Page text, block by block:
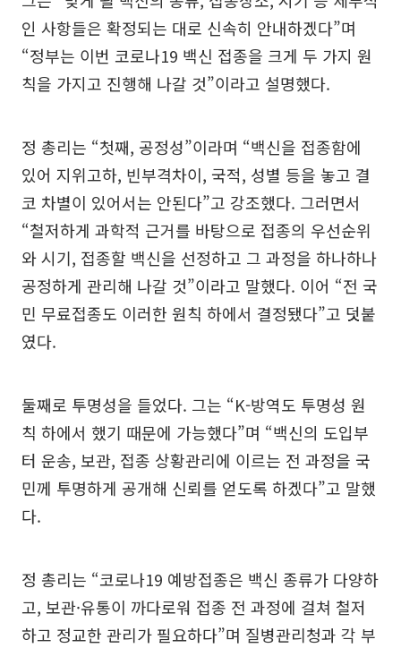
인 사항들은 확정되는 대로 신속히 안내하겠다”며
“정부는 이번 코로나19 백신 접종을 크게 두 가지 원
칙을 가지고 진행해 나갈 것”이라고 설명했다.
정 총리는 “첫째, 공정성”이라며 “백신을 접종함에
있어 지위고하, 빈부격차이, 국적, 성별 등을 놓고 결
코 차별이 있어서는 안된다”고 강조했다. 그러면서
“철저하게 과학적 근거를 바탕으로 접종의 우선순위
와 시기, 접종할 백신을 선정하고 그 과정을 하나하나
공정하게 관리해 나갈 것”이라고 말했다. 이어 “전 국
민 무료접종도 이러한 원칙 하에서 결정됐다”고 덧붙
였다.
둘째로 투명성을 들었다. 그는 “K-방역도 투명성 원
칙 하에서 했기 때문에 가능했다”며 “백신의 도입부
터 운송, 보관, 접종 상황관리에 이르는 전 과정을 국
민께 투명하게 공개해 신뢰를 얻도록 하겠다”고 말했
다.
정 총리는 “코로나19 예방접종은 백신 종류가 다양하
고, 보관·유통이 까다로워 접종 전 과정에 걸쳐 철저
하고 정교한 관리가 필요하다”며 질병관리청과 각 부